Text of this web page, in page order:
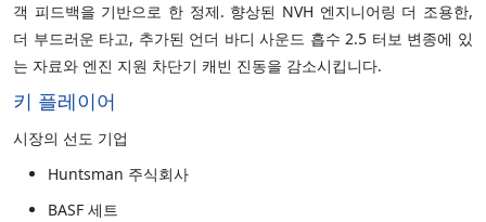
객 피드백을 기반으로 한 정제. 향상된 NVH 엔지니어링 더 조용한,
더 부드러운 타고, 추가된 언더 바디 사운드 흡수 2.5 터보 변종에 있
는 자료와 엔진 지원 차단기 캐빈 진동을 감소시킵니다.
키 플레이어
시장의 선도 기업
Huntsman 주식회사
BASF 세트